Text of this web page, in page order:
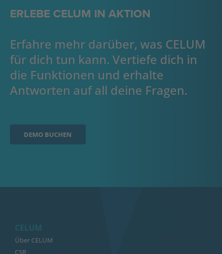
ERLEBE CELUM IN AKTION
Erfahre mehr darüber, was CELUM
für dich tun kann. Vertiefe dich in
die Funktionen und erhalte
Antworten auf all deine Fragen.
DEMO BUCHEN
CELUM
Über CELUM
CSR